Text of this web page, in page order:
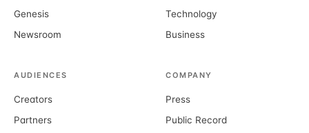
Genesis
Newsroom
Technology
Business
AUDIENCES
Creators
Partners
COMPANY
Press
Public Record